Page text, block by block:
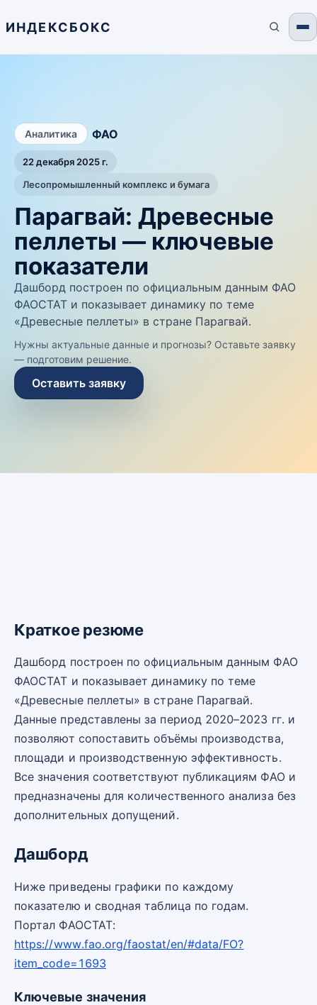
ИНДЕКСБОКС
Аналитика ФАО
22 декабря 2025 г.
Лесопромышленный комплекс и бумага
Парагвай: Древесные
пеллеты — ключевые
показатели
Дашборд построен по официальным данным ФАО
ФАОСТАТ и показывает динамику по теме
«Древесные пеллеты» в стране Парагвай.
Нужны актуальные данные и прогнозы? Оставьте заявку
— подготовим решение.
Оставить заявку
Краткое резюме
Дашборд построен по официальным данным ФАО
ФАОСТАТ и показывает динамику по теме
«Древесные пеллеты» в стране Парагвай.
Данные представлены за период 2020–2023 гг. и
позволяют сопоставить объёмы производства,
площади и производственную эффективность.
Все значения соответствуют публикациям ФАО и
предназначены для количественного анализа без
дополнительных допущений.
Дашборд
Ниже приведены графики по каждому
показателю и сводная таблица по годам.
Портал ФАОСТАТ:
https://www.fao.org/faostat/en/#data/FO?
item_code=1693
Ключевые значения